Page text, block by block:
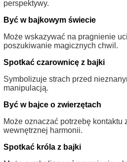
perspektywy.
Być w bajkowym świecie
Może wskazywać na pragnienie
poszukiwanie magicznych chwil.
Spotkać czarownicę z bajki
Symbolizuje strach przed
manipulacją.
Być w bajce o zwierzętach
Może oznaczać potrzebę kontaktu
wewnętrznej harmonii.
Spotkać króla z bajki